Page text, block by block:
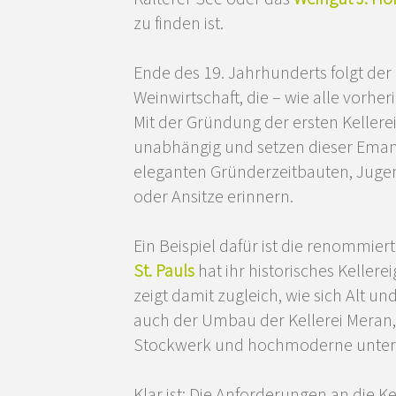
zu finden ist.
Ende des 19. Jahrhunderts folgt
Weinwirtschaft, die – wie alle
Mit der Gründung der ersten
unabhängig und setzen dieser
eleganten Gründerzeitbauten,
oder Ansitze erinnern.
Ein Beispiel dafür ist die
St. Pauls hat ihr historisches
zeigt damit zugleich, wie sich Alt
auch der Umbau der Kellerei
Stockwerk und hochmoderne